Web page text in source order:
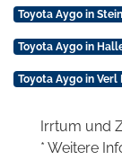
Toyota Aygo in
Toyota Aygo in
Toyota Aygo in Verl
Irrtum und
* Weitere